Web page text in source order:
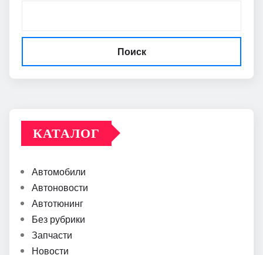
Поиск
КАТАЛОГ
Автомобили
Автоновости
Автотюнинг
Без рубрики
Запчасти
Новости